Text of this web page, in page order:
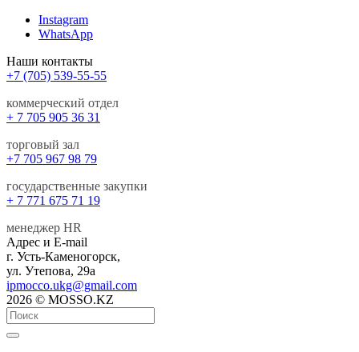
Instagram
WhatsApp
Наши контакты
+7 (705) 539-55-55
коммерческий отдел
+ 7 705 905 36 31
торговый зал
+7 705 967 98 79
государственные закупки
+ 7 771 675 71 19
менеджер HR
Адрес и E-mail
г. Усть-Каменогорск,
ул. Утепова, 29а
ipmocco.ukg@gmail.com
2026 © MOSSO.KZ